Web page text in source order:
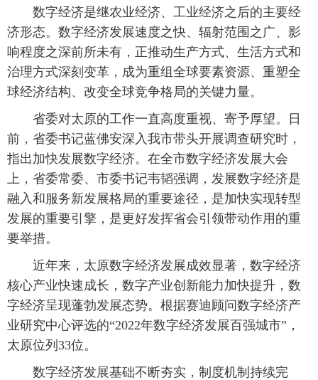
看天下 晋月读 最太原 网罗民生
太原日报 太原晚报 热评 社区
数字经济是继农业经济、工业经济之后的主要经
济形态。数字经济发展速度之快、辐射范围之广、影
响程度之深前所未有，正推动生产方式、生活方式和
治理方式深刻变革，成为重组全球要素资源、重塑全
球经济结构、改变全球竞争格局的关键力量。
省委对太原的工作一直高度重视、寄予厚望。日
前，省委书记蓝佛安深入我市带头开展调查研究时，
指出加快发展数字经济。在全市数字经济发展大会
上，省委常委、市委书记韦韬强调，发展数字经济是
融入和服务新发展格局的重要途径，是加快实现转型
发展的重要引擎，是更好发挥省会引领带动作用的重
要举措。
近年来，太原数字经济发展成效显著，数字经济
核心产业快速成长，数字产业创新能力加快提升，数
字经济呈现蓬勃发展态势。根据赛迪顾问数字经济产
业研究中心评选的“2022年数字经济发展百强城市”，
太原位列33位。
数字经济发展基础不断夯实，制度机制持续完